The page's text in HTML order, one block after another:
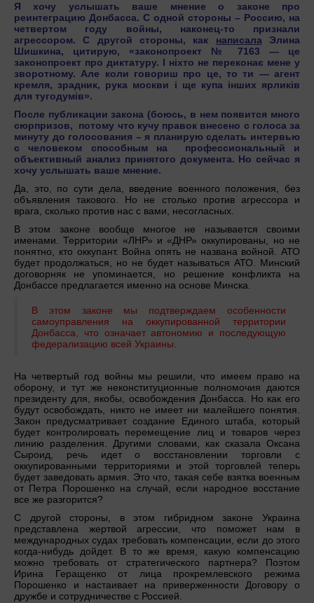
Я хочу услышать ваше мнение о законе про
реинтеграцию Донбасса. С одной стороны – Россию, на
четвертом году войны, наконец-то признали
агрессором. С другой стороны, как написалаЭлина
Шишкина, цитирую, «законопроект № 7163 — це
законопроект про диктатуру. І ніхто не переконає мене у
зворотному. Але коли говориш про це, то ти — агент
кремля, зрадник, рука москви і ще купа інших ярликів
для тугодумів».
После публикации закона (боюсь, в нем появится много
сюрпризов, потому что кучу правок внесено с голоса за
минуту до голосования – я планирую сделать интервью
с человеком способным на профессиональный и
объективный анализ принятого документа. Но сейчас я
хочу услышать ваше мнение.
Да, это, по сути дела, введение военного положения, без
объявления такового. Но не столько против агрессора и
врага, сколько против нас с вами, несогласных.
В этом законе вообще многое не называется своими
именами. Территории «ЛНР» и «ДНР» оккупированы, но не
понятно, кто оккупант. Война опять не названа войной. АТО
будет продолжаться, но не будет называться АТО. Минский
договорняк не упоминается, но решение конфликта на
Донбассе предлагается именно на основе Минска.
В этом законе мы подтверждаем особенности
самоуправления на оккупированной территории
Донбасса, что означает автономию и последующую
федерализацию всей Украины.
На четвертый год войны мы решили, что имеем право на
оборону, и тут же неконституционные полномочия даются
президенту для, якобы, освобождения Донбасса. Но как его
будут освобождать, никто не имеет ни малейшего понятия.
Закон предусматривает создание Единого штаба, который
будет контролировать перемещение лиц и товаров через
линию разделения. Другими словами, как сказала Оксана
Сыроид, речь идет о восстановлении торговли с
оккупированными территориями и этой торговлей теперь
будет заведовать армия. Это что, такая себе взятка военным
от Петра Порошенко на случай, если народное восстание
все же разгорится?
С другой стороны, в этом гибридном законе Украина
представлена жертвой агрессии, что поможет нам в
международных судах требовать компенсации, если до этого
когда-нибудь дойдет. В то же время, какую компенсацию
можно требовать от стратегического партнера? Поэтом
Ирина Геращенко от лица прокремлевского режима
Порошенко и настаивает на приверженности Договору о
дружбе и сотрудничестве с Россией.